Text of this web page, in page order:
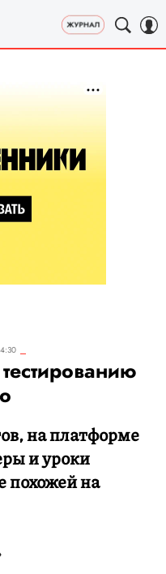
на платформе
и уроки
похожей на